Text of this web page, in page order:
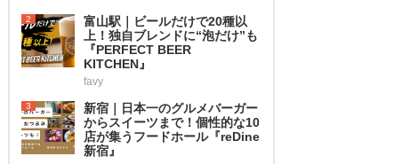
2
富山駅｜ビールだけで20種以
上！独自ブレンドに“泡だけ”も
『PERFECT BEER
KITCHEN』
favy
3
新宿｜日本一のグルメバーガー
からスイーツまで！個性的な10
店が集うフードホール『reDine
新宿』